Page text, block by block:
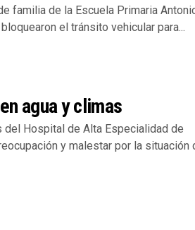
familia de la Escuela Primaria
el tránsito vehicular para...
agua y climas
Hospital de Alta Especialidad de
y malestar por la situación